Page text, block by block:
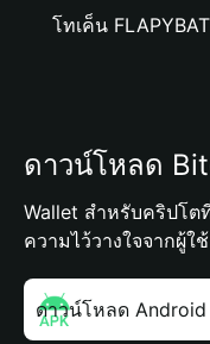
โทเค็น
ดาวน์โหลด
Wallet สำหรับคริปโ
ความไว้วางใจจากผู้
ดาวน์โหลด Android